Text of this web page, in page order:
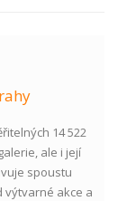
14 522
ale i její
spoustu
výtvarné akce a